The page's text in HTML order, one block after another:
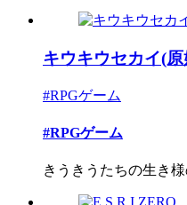
キウキウセカイ(
#RPGゲーム
#RPGゲーム
きうきうたちの生き